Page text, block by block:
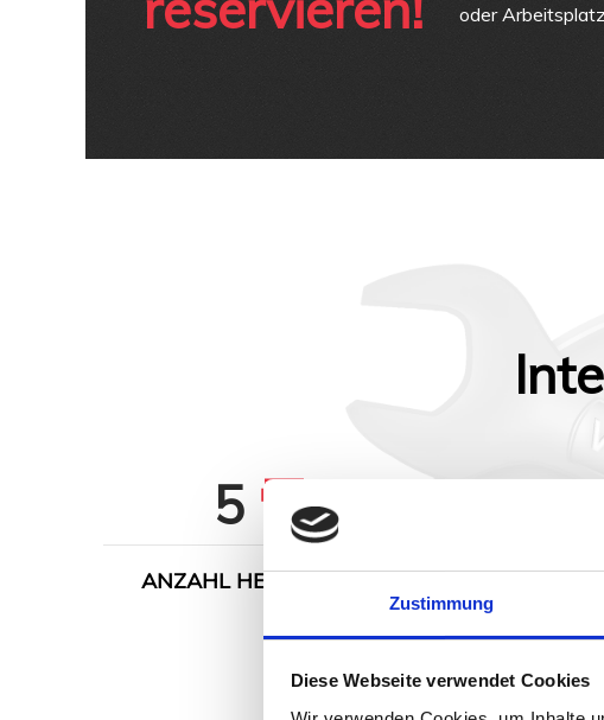
Zustimmung
Diese Webseite verwendet Cookies
oder
5
ANZAHL HEBEBÜHNEN